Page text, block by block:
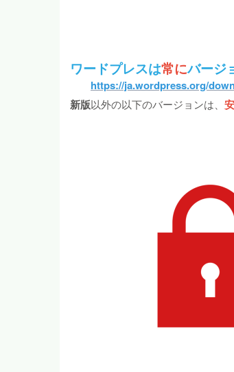
ワードプレスは常にバージ
https://ja.wordpress.org/
新版以外の以下のバージョンは、